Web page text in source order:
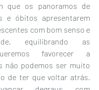
que os panoramos de
e óbitos apresentarem
com bom senso e
equilibrando as
favorecer a
não podemos ser muito
de ter que voltar atrás.